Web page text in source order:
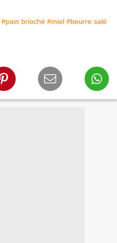
#pain brioché #miel #beurre salé